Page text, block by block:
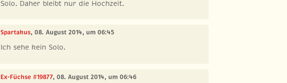
Solo. Daher bleibt nur die Hochzeit.
Spartakus, 08. August 2014, um 06:45
Ich sehe kein Solo.
Ex-Füchse #19877, 08. August 2014, um 06:46